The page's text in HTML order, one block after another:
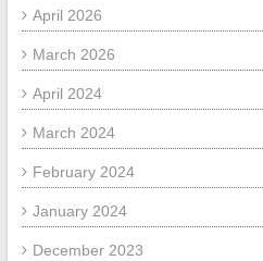
April 2026
March 2026
April 2024
March 2024
February 2024
January 2024
December 2023